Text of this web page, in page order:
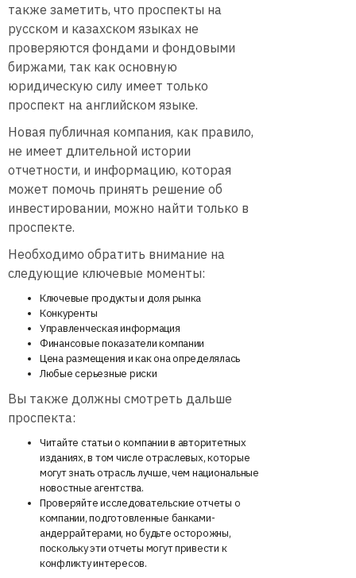
также заметить, что проспекты на
русском и казахском языках не
проверяются фондами и фондовыми
биржами, так как основную
юридическую силу имеет только
проспект на английском языке.
Новая публичная компания, как правило,
не имеет длительной истории
отчетности, и информацию, которая
может помочь принять решение об
инвестировании, можно найти только в
проспекте.
Необходимо обратить внимание на
следующие ключевые моменты:
Ключевые продукты и доля рынка
Конкуренты
Управленческая информация
Финансовые показатели компании
Цена размещения и как она определялась
Любые серьезные риски
Вы также должны смотреть дальше
проспекта:
Читайте статьи о компании в авторитетных
изданиях, в том числе отраслевых, которые
могут знать отрасль лучше, чем национальные
новостные агентства.
Проверяйте исследовательские отчеты о
компании, подготовленные банками-
андеррайтерами, но будьте осторожны,
поскольку эти отчеты могут привести к
конфликту интересов.